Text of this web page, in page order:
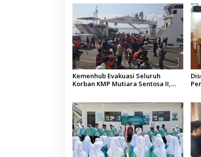
Kemenhub Evakuasi Seluruh
Korban KMP Mutiara Sentosa II,